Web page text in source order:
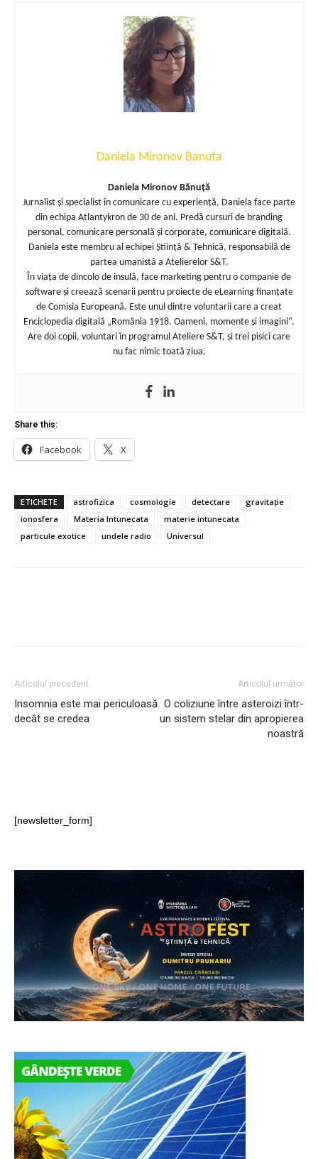
Daniela Mironov Banuta
Daniela Mironov Bănuță
Jurnalist și specialist în comunicare cu experiență, Daniela face parte
din echipa Atlantykron de 30 de ani. Predă cursuri de branding
personal, comunicare personală și corporate, comunicare digitală.
Daniela este membru al echipei Știință & Tehnică, responsabilă de
partea umanistă a Atelierelor S&T.
În viața de dincolo de insulă, face marketing pentru o companie de
software și creează scenarii pentru proiecte de eLearning finanțate
de Comisia Europeană. Este unul dintre voluntarii care a creat
Enciclopedia digitală „România 1918. Oameni, momente și imagini”.
Are doi copii, voluntari în programul Ateliere S&T, și trei pisici care
nu fac nimic toată ziua.
Share this:
Facebook X
ETICHETE astrofizica cosmologie detectare
gravitație
ionosfera
Materia Intunecata
materie intunecata
particule exotice
undele radio Universul
Articolul precedent
Insomnia este mai periculoasă
decât se credea
Articolul următor
O coliziune între asteroizi într-
un sistem stelar din apropierea
noastră
[newsletter_form]